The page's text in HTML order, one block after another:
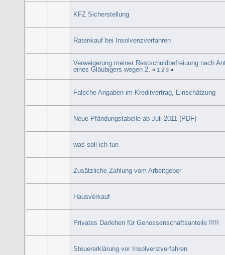
KFZ Sicherstellung
Ratenkauf bei Insolvenzverfahren
Verweigerung meiner Restschuldbefreiuung nach
eines Gläubigers wegen 2.« 1 2 3 »
Falsche Angaben im Kreditvertrag, Einschätzung
Neue Pfändungstabelle ab Juli 2011 (PDF)
was soll ich tun
Zusätzliche Zahlung vom Arbeitgeber
Hausverkauf
Privates Darlehen für Genossenschaftsanteile !!!!!
Steuererklärung vor Insolvenzverfahren